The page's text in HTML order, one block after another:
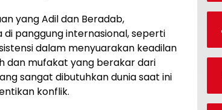
yang Adil dan Beradab,
panggung internasional, seperti
dalam menyuarakan keadilan
dan mufakat yang berakar dari
sangat dibutuhkan dunia saat ini
konflik.